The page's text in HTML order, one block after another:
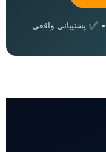
پشتیبانی واقعی